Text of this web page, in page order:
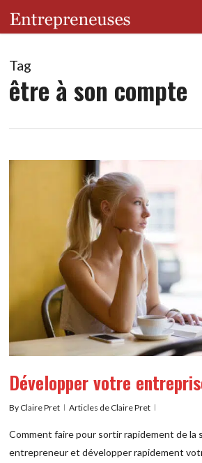
content
Tag
être à son compte
Développer votre
By Claire Pret Articles de Claire Pret
Comment faire pour sortir rapidement de la
entrepreneur et développer rapidement